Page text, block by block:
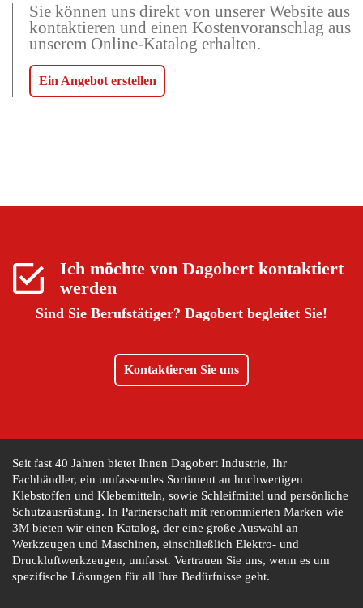
Sie können uns direkt von unserer Website aus
kontaktieren und einen Kostenvoranschlag aus
unserem Online-Katalog erhalten.
Ein Angebot erstellen
Ich möchte von Dagobertkontaktiert
werden
Sind Sie Berufstätiger? Dagobert begleitet Sie!
Kontaktieren Sie uns
Seit fast 40 Jahren bietet Ihnen Dagobert Industrie, Ihr
Fachhändler, ein umfassendes Sortiment an hochwertigen
Klebstoffen und Klebemitteln, sowie Schleifmittel und persönliche
Schutzausrüstung. In Partnerschaft mit renommierten Marken wie
3M bieten wir einen Katalog, der eine große Auswahl an
Werkzeugen und Maschinen, einschließlich Elektro- und
Druckluftwerkzeugen, umfasst. Vertrauen Sie uns, wenn es um
spezifische Lösungen für all Ihre Bedürfnisse geht.